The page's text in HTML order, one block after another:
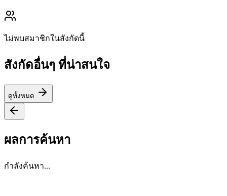
ไม่พบสมาชิกในสังกัดนี้
สังกัดอื่นๆ ที่น่าสนใจ
ดูทั้งหมด
ผลการค้นหา
กำลังค้นหา...